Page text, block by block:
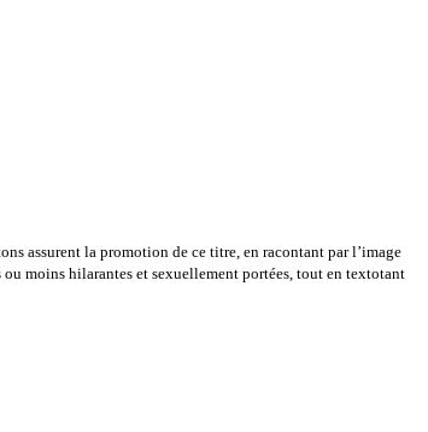
assurent la promotion de ce titre, en racontant par l’image
moins hilarantes et sexuellement portées, tout en textotant